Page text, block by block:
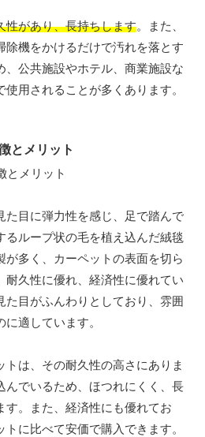
性があり、長持ちします。また、
除機をかけるだけで汚れを落とす
、公共施設やホテル、商業施設な
用されることが多くあります。
とメリット
た目に弾力性を感じ、足で踏んで
るループ状の毛を植え込んだ絨毯
が多く、カーペットの表面を切ら
耐久性に優れ、経済性に優れてい
た目がふんわりとしており、雰囲
適しています。
トは、その耐久性の高さにありま
んでいるため、ほつれにくく、長
す。また、経済性にも優れてお
に比べて安価で購入できます。